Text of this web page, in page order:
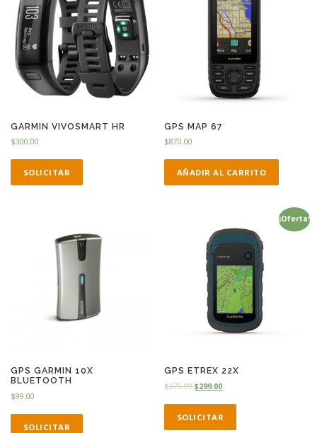
GARMIN VIVOSMART HR
$300.00
SOLICITAR
GPS MAP 67
$870.00
AÑADIR AL CARRITO
GPS GARMIN 10X
BLUETOOTH
$99.00
SOLICITAR
¡Oferta!
GPS ETREX 22X
$379.99 $299.00
SOLICITAR